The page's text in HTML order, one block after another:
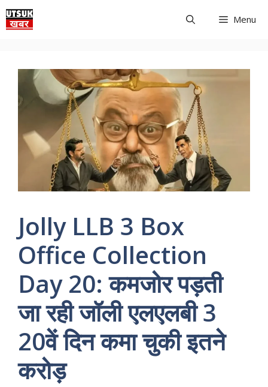
Skip
to
Menu
Jolly LLB 3 Box
Office Collection
Day 20: कमजोर पड़ती
जा रही जॉली एलएलबी 3
20वें दिन कमा चुकी इतने
करोड़